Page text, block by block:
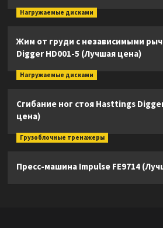
Нагружаемые дисками
Жим от груди с независимыми
Digger HD001-5 (Лучшая цена)
Нагружаемые дисками
Сгибание ног стоя Hasttings
цена)
Грузоблочные тренажеры
Пресс-машина Impulse FE9714